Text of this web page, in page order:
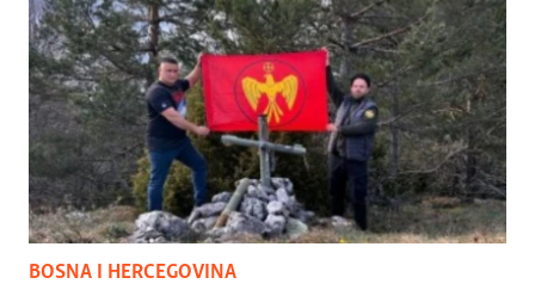
BOSNA I HERCEGOVINA